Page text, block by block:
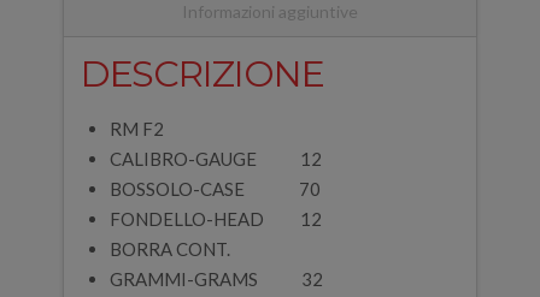
Informazioni aggiuntive
DESCRIZIONE
RM F2
CALIBRO-GAUGE 12
BOSSOLO-CASE 70
FONDELLO-HEAD 12
BORRA CONT.
GRAMMI-GRAMS 32